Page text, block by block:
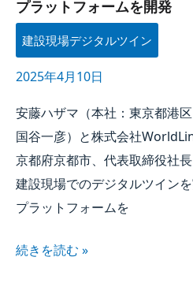
プラットフォームを​開発
建設現場デジタルツイン
2025年4月10日
安藤ハザマ​（本社：東京都港
国谷一彦）と​株式会社
京都府京都市、​代表取締役社
建設現場での​デジタルツイン
プラットフォームを
続きを​読む »